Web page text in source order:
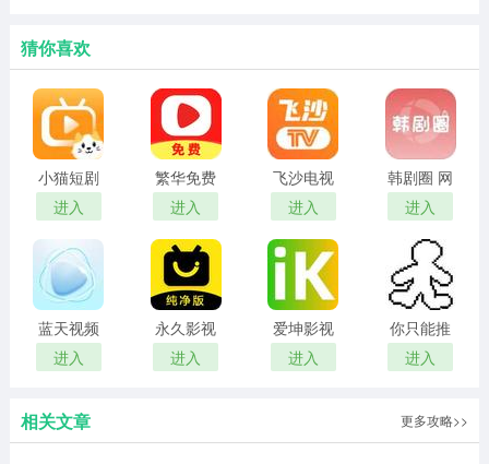
猜你喜欢
小猫短剧
红包版
进入
繁华免费
短剧 在线
观看
进入
飞沙电视
tv官网版
进入
韩剧圈 网
页版
进入
蓝天视频
免费无广
告追剧
进入
永久影视
电视版
进入
爱坤影视
官网入口
进入
你只能推
搡
进入
相关文章 更多攻略>>